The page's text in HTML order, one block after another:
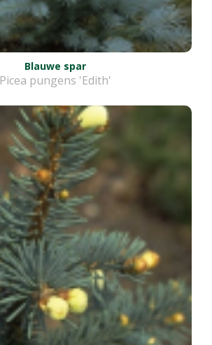
Blauwe spar
Picea pungens 'Edith'